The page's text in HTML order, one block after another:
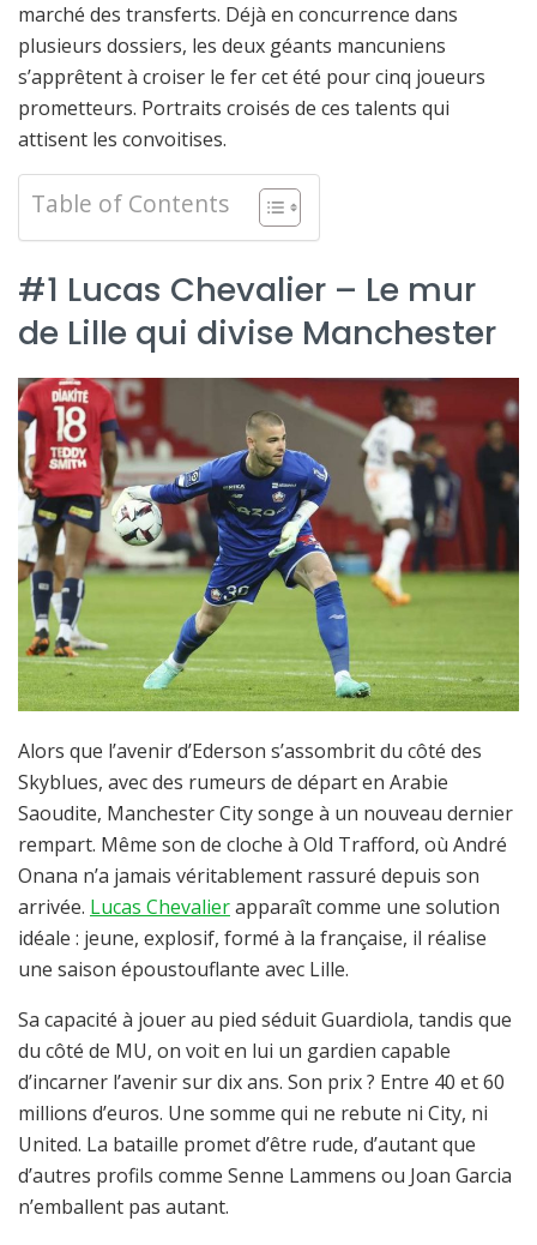
marché des transferts. Déjà en concurrence dans
plusieurs dossiers, les deux géants mancuniens
s’apprêtent à croiser le fer cet été pour cinq joueurs
prometteurs. Portraits croisés de ces talents qui
attisent les convoitises.
Table of Contents
#1 Lucas Chevalier – Le mur
de Lille qui divise Manchester
Alors que l’avenir d’Ederson s’assombrit du côté des
Skyblues, avec des rumeurs de départ en Arabie
Saoudite, Manchester City songe à un nouveau dernier
rempart. Même son de cloche à Old Trafford, où André
Onana n’a jamais véritablement rassuré depuis son
arrivée. Lucas Chevalierapparaît comme une solution
idéale : jeune, explosif, formé à la française, il réalise
une saison époustouflante avec Lille.
Sa capacité à jouer au pied séduit Guardiola, tandis que
du côté de MU, on voit en lui un gardien capable
d’incarner l’avenir sur dix ans. Son prix ? Entre 40 et 60
millions d’euros. Une somme qui ne rebute ni City, ni
United. La bataille promet d’être rude, d’autant que
d’autres profils comme Senne Lammens ou Joan Garcia
n’emballent pas autant.